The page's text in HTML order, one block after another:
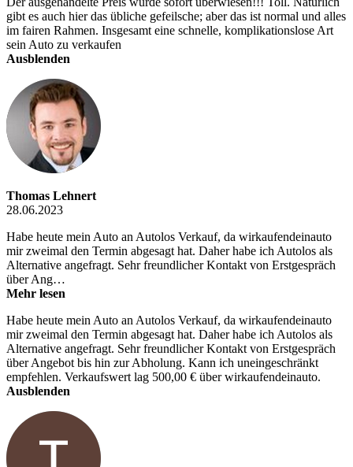
gibt es auch hier das übliche gefeilsche; aber das ist normal und alles
im fairen Rahmen. Insgesamt eine schnelle, komplikationslose Art
sein Auto zu verkaufen
Ausblenden
Thomas Lehnert
28.06.2023
Habe heute mein Auto an Autolos Verkauf, da wirkaufendeinauto
mir zweimal den Termin abgesagt hat. Daher habe ich Autolos als
Alternative angefragt. Sehr freundlicher Kontakt von Erstgespräch
über Ang…
Mehr lesen
Habe heute mein Auto an Autolos Verkauf, da wirkaufendeinauto
mir zweimal den Termin abgesagt hat. Daher habe ich Autolos als
Alternative angefragt. Sehr freundlicher Kontakt von Erstgespräch
über Angebot bis hin zur Abholung. Kann ich uneingeschränkt
empfehlen. Verkaufswert lag 500,00 € über wirkaufendeinauto.
Ausblenden